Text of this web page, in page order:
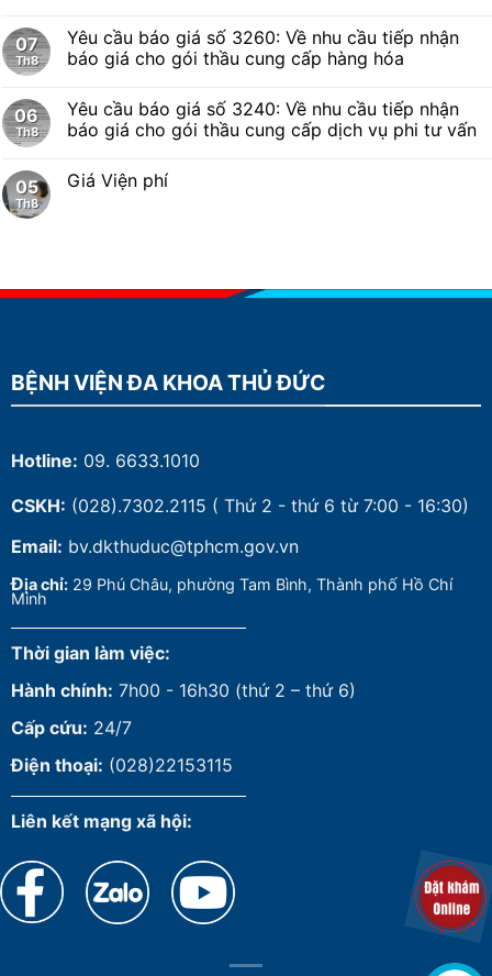
07
Th8
Yêu cầu báo giá số 3260: Về nhu cầu tiếp nhận
báo giá cho gói thầu cung cấp hàng hóa
06
Th8
Yêu cầu báo giá số 3240: Về nhu cầu tiếp nhận
báo giá cho gói thầu cung cấp dịch vụ phi tư vấn
05
Th8
Giá Viện phí
BỆNH VIỆN ĐA KHOA THỦ ĐỨC
Hotline: 09. 6633.1010
CSKH: (028).7302.2115 ( Thứ 2 - thứ 6 từ 7:00 - 16:30)
Email: bv.dkthuduc@tphcm.gov.vn
Địa chỉ: 29 Phú Châu, phường Tam Bình, Thành phố Hồ Chí
Minh
Thời gian làm việc:
Hành chính: 7h00 - 16h30 (thứ 2 – thứ 6)
Cấp cứu: 24/7
Điện thoại: (028)22153115
Liên kết mạng xã hội: